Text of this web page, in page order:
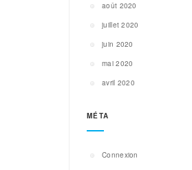
août 2020
juillet 2020
juin 2020
mai 2020
avril 2020
MÉTA
Connexion